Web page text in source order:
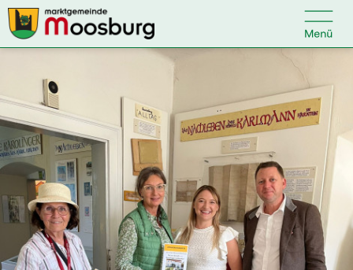
Kontakt 
Suche nach:
Startseite
Kundenservice
Ihr Anliegen